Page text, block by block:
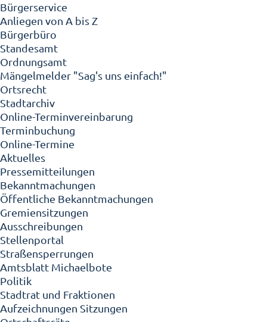
Bürgerservice
Anliegen von A bis Z
Bürgerbüro
Standesamt
Ordnungsamt
Mängelmelder "Sag's uns einfach!"
Ortsrecht
Stadtarchiv
Online-Terminvereinbarung
Terminbuchung
Online-Termine
Aktuelles
Pressemitteilungen
Bekanntmachungen
Öffentliche Bekanntmachungen
Gremiensitzungen
Ausschreibungen
Stellenportal
Straßensperrungen
Amtsblatt Michaelbote
Politik
Stadtrat und Fraktionen
Aufzeichnungen Sitzungen